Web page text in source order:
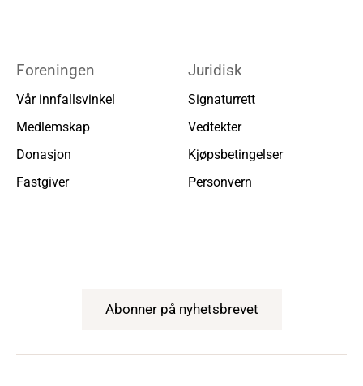
Foreningen
Vår innfallsvinkel
Medlemskap
Donasjon
Fastgiver
Juridisk
Signaturrett
Vedtekter
Kjøpsbetingelser
Personvern
Abonner på nyhetsbrevet